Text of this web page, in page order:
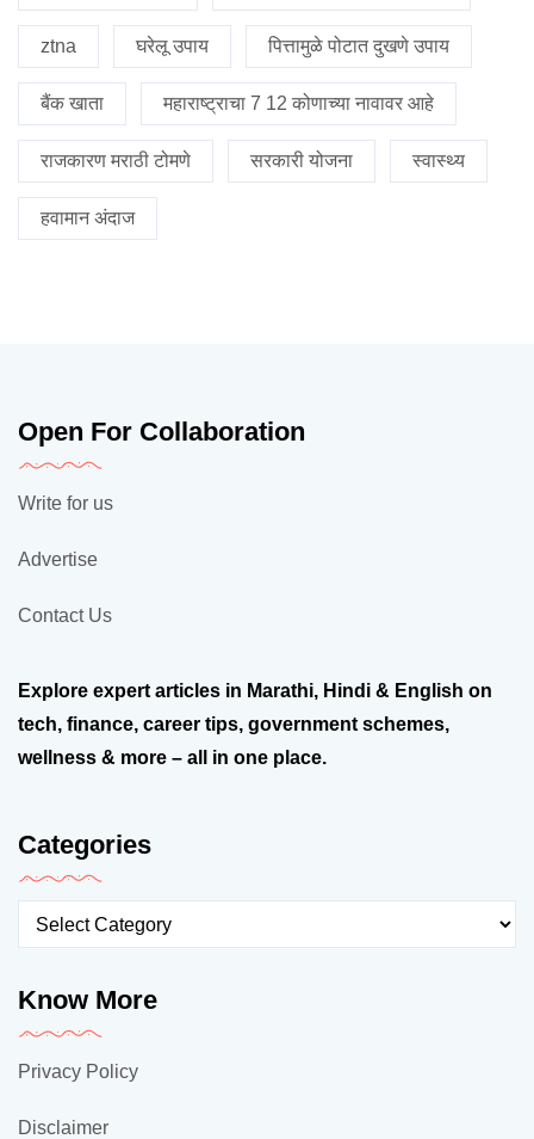
ztna घरेलू उपाय पित्तामुळे पोटात दुखणे उपाय
बैंक खाता महाराष्ट्राचा 7 12 कोणाच्या नावावर आहे
राजकारण मराठी टोमणे सरकारी योजना स्वास्थ्य
हवामान अंदाज
Open For Collaboration
Write for us
Advertise
Contact Us
Explore expert articles in Marathi, Hindi & English on
tech, finance, career tips, government schemes,
wellness & more – all in one place.
Categories
Know More
Privacy Policy
Disclaimer